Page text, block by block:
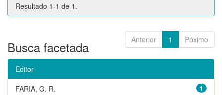
Resultado 1-1 de 1.
Anterior 1 Póximo
Busca facetada
Editor
1
FARIA, G. R.